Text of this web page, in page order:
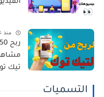
الفيديوهات
منذ عام
مشاهدة
تيك توك |
التسميات